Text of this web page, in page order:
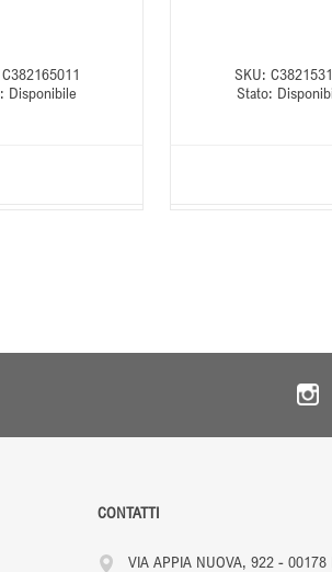
C382165011
Disponibile
SKU:
Stato:
CONTATTI
VIA APPIA NUOVA, 922 - 00178